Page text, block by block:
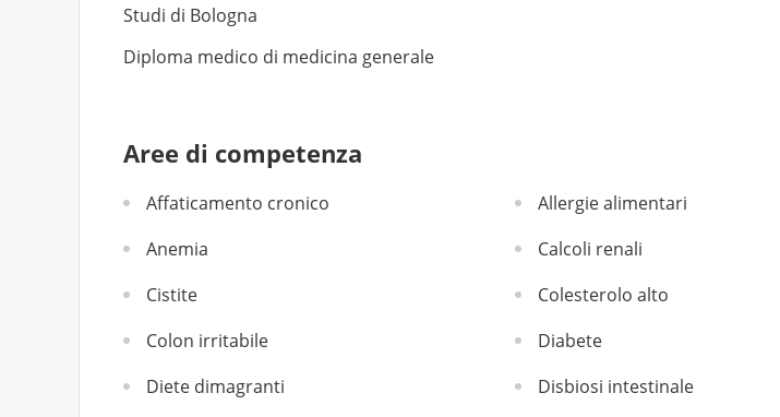
Studi di Bologna
Diploma medico di medicina generale
Aree di competenza
Affaticamento cronico
Allergie alimentari
Anemia
Calcoli renali
Cistite
Colesterolo alto
Colon irritabile
Diabete
Diete dimagranti
Disbiosi intestinale